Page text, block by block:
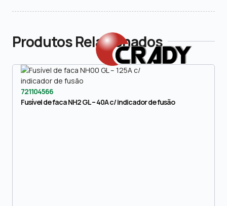
Produtos Relacionados
721104566
Fusível de faca NH2 GL – 40A c/ indicador de fusão